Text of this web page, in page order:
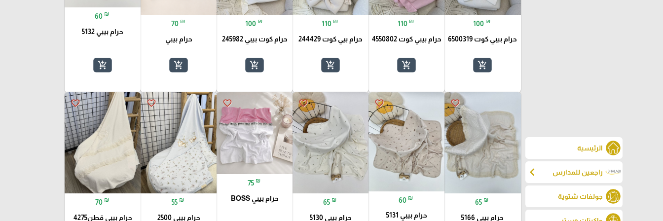
الرئيسية
راجعين للمدارس chevron_left
جولفات شتوية
100 ₪
حرام بيبي كوت 6500319
add_shopping_cart
110 ₪
حرام بيبي كوت 4550802
add_shopping_cart
110 ₪
حرام بيي كوت 244429
add_shopping_cart
100 ₪
حرام كوت بيبي 245982
add_shopping_cart
70 ₪
حرام بيبي
add_shopping_cart
60 ₪
حرام بيبي 5132
add_shopping_cart
favorite_border
65 ₪
حرام بيبي 5166
favorite_border
60 ₪
حرام بيبي 5131
favorite_border
65 ₪
حرام بيبي 5130
favorite_border
75 ₪
حرام بيبي BOSS
favorite_border
55 ₪
حرام بيبي 2500
favorite_border
70 ₪
حرام بيبي قطن4275